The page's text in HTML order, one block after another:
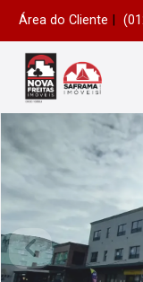
Área do Cliente